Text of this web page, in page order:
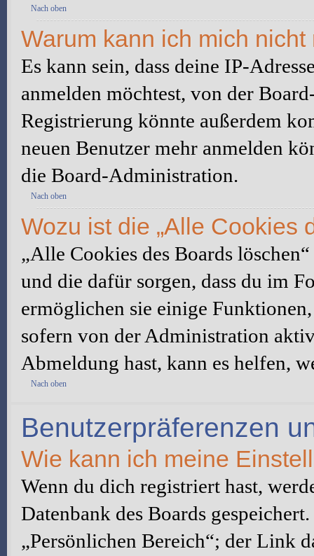
Nach oben
Warum kann ich mich nicht
Es kann sein, dass deine IP-
anmelden möchtest, von der
Registrierung könnte außerdem
neuen Benutzer mehr anmelden
die Board-Administration.
Nach oben
Wozu ist die „Alle Cookies
„Alle Cookies des Boards
und die dafür sorgen, dass du im
ermöglichen sie einige
sofern von der Administration
Abmeldung hast, kann es helfen,
Nach oben
Benutzerpräferenzen
Wie kann ich meine
Wenn du dich registriert hast,
Datenbank des Boards
„Persönlichen Bereich“; der Link